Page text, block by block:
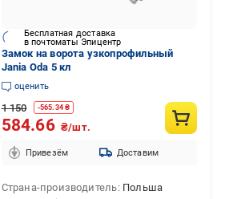
Бесплатная доставка
в почтоматы Эпицентр
Замок на ворота узкопрофильный
Jania Oda 5 кл
оценить
1 150 -565.34₴
584.66 ₴/шт.
Привезём Доставим
Страна-производитель Польша